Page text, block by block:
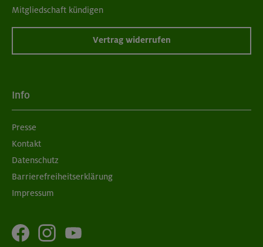
Mitgliedschaft kündigen
Vertrag widerrufen
Info
Presse
Kontakt
Datenschutz
Barrierefreiheitserklärung
Impressum